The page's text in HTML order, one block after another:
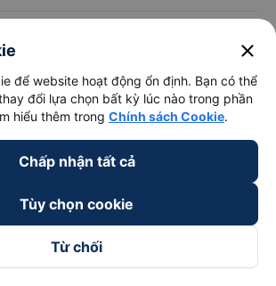
close
để website hoạt động ổn định. Bạn có thể
đổi lựa chọn bất kỳ lúc nào trong phần
hiểu thêm trong Chính sách Cookie.
Chấp nhận tất cả
Tùy chọn cookie
Từ chối